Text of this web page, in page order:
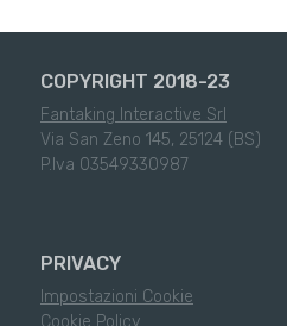
COPYRIGHT 2018-23
Fantaking Interactive Srl
Via San Zeno 145, 25124 (BS)
P.Iva 03549330987
PRIVACY
Impostazioni Cookie
Cookie Policy